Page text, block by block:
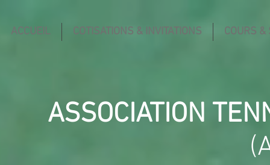
ACCUEIL COTISATIONS & INVITATIONS COURS &
ASSOCIATION